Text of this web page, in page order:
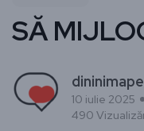
SĂ
10 iulie 2025
490